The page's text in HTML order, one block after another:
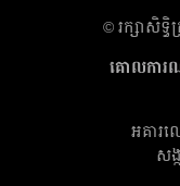
​© រក្សា​សិទ្
គោលការ
អគារ​ល
សង្